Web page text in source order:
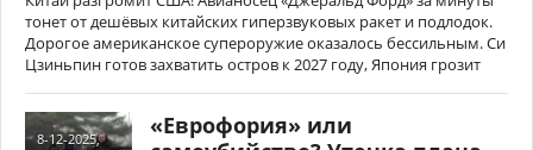
тонет от дешёвых китайских гиперзвуковых ракет и подлодок.
Дорогое американское супероружие оказалось бессильным. Си
Цзиньпин готов захватить остров к 2027 году, Япония грозит
8-12-2025,
«Еврофория» или